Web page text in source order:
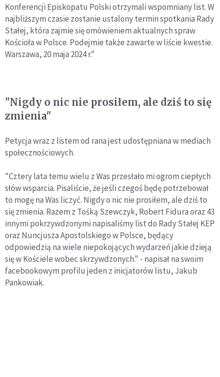
Konferencji Episkopatu Polski otrzymali wspomniany list. W
najbliższym czasie zostanie ustalony termin spotkania Rady
Stałej, która zajmie się omówieniem aktualnych spraw
Kościoła w Polsce. Podejmie także zawarte w liście kwestie.
Warszawa, 20 maja 2024 r."
"Nigdy o nic nie prosiłem, ale dziś to się
zmienia"
Petycja wraz z listem od rana jest udostępniana w mediach
społecznościowych.
"Cztery lata temu wielu z Was przesłało mi ogrom ciepłych
słów wsparcia. Pisaliście, że jeśli czegoś będę potrzebował
to mogę na Was liczyć. Nigdy o nic nie prosiłem, ale dziś to
się zmienia. Razem z Tośką Szewczyk, Robert Fidura oraz 43
innymi pokrzywdzonymi napisaliśmy list do Rady Stałej KEP
oraz Nuncjusza Apostolskiego w Polsce, będący
odpowiedzią na wiele niepokojących wydarzeń jakie dzieją
się w Kościele wobec skrzywdzonych." - napisał na swoim
facebookowym profilu jeden z inicjatorów listu, Jakub
Pankowiak.